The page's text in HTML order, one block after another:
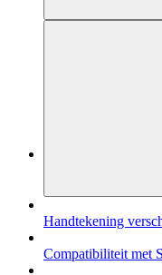
Handtekening
Compatibiliteit met